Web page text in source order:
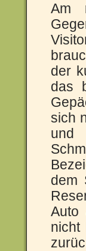
Am
der
das
sich
dem
Auto
nicht